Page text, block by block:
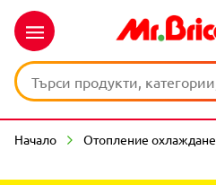
Начало Отопление охлаждане